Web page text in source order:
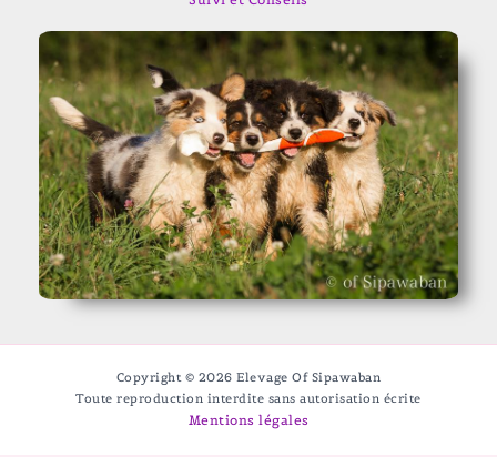
Copyright © 2026 Elevage Of Sipawaban
Toute reproduction interdite sans autorisation écrite
Mentions légales